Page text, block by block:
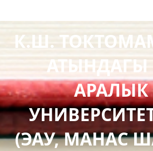
К.Ш.
АТЫНДАГЫ
АРАЛЫК
(ЭАУ, МАНАС